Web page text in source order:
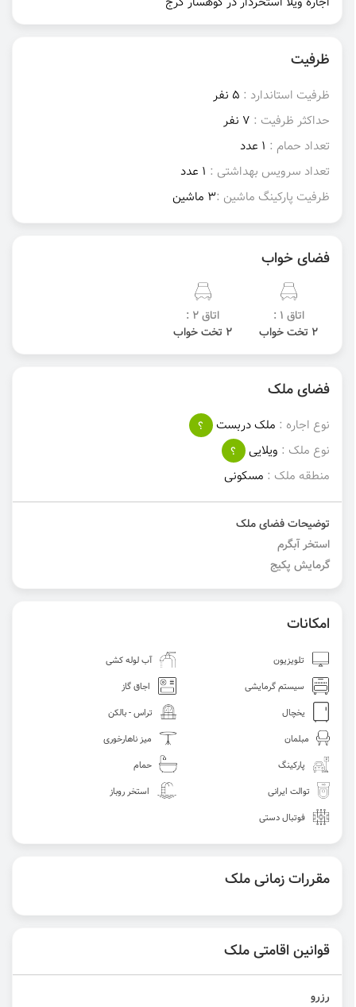
ظرفیت
ظرفیت استاندارد : 5 نفر
حداکثر ظرفیت : 7 نفر
تعداد حمام : 1 عدد
تعداد سرویس بهداشتی : 1 عدد
ظرفیت پارکینگ ماشین :3 ماشین
فضای خواب
اتاق 1 :
2 تخت خواب
اتاق 2 :
2 تخت خواب
فضای ملک
نوع اجاره : ملک دربست
؟
نوع ملک : ویلایی
؟
منطقه ملک : مسکونی
توضیحات فضای ملک
استخر آبگرم
گرمایش پکیج
امکانات
تلویزیون
آب لوله کشی
سیستم گرمایشی
اجاق گاز
یخچال
تراس - بالکن
مبلمان
میز ناهارخوری
پارکینگ
حمام
توالت ایرانی
استخر روباز
فوتبال دستی
مقررات زمانی ملک
قوانین اقامتی ملک
رزرو